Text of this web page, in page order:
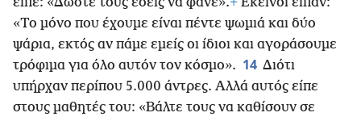
«Το μόνο που έχουμε είναι πέντε ψωμιά και δύο
ψάρια, εκτός αν πάμε εμείς οι ίδιοι και αγοράσουμε
τρόφιμα για όλο αυτόν τον κόσμο». 14 Διότι
υπήρχαν περίπου 5.000 άντρες. Αλλά αυτός είπε
στους μαθητές του: «Βάλτε τους να καθίσουν σε